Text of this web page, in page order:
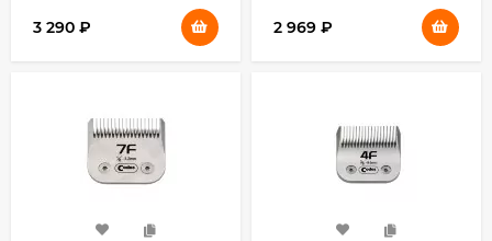
3 290 ₽ 2 969 ₽